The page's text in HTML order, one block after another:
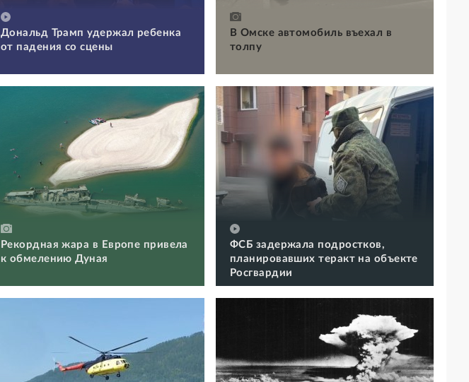
Дональд Трамп удержал ребенка
от падения со сцены
В Омске автомобиль въехал в
толпу
Рекордная жара в Европе привела
к обмелению Дуная
ФСБ задержала подростков,
планировавших теракт на объекте
Росгвардии